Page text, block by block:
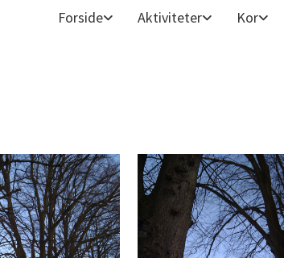
Forside Aktiviteter Kor